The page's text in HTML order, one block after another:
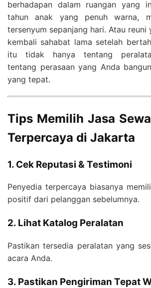
berhadapan dalam ruangan yang
tahun anak yang penuh warna,
tersenyum sepanjang hari. Atau reuni
kembali sahabat lama setelah
itu tidak hanya tentang
tentang perasaan yang Anda
yang tepat.
Tips Memilih Jasa
Terpercaya di Jakarta
1. Cek Reputasi & Testimoni
Penyedia terpercaya biasanya
positif dari pelanggan sebelumnya.
2. Lihat Katalog Peralatan
Pastikan tersedia peralatan yang
acara Anda.
3. Pastikan Pengiriman Tepat